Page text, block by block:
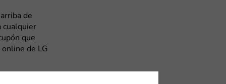
de
cualquier
que
de LG